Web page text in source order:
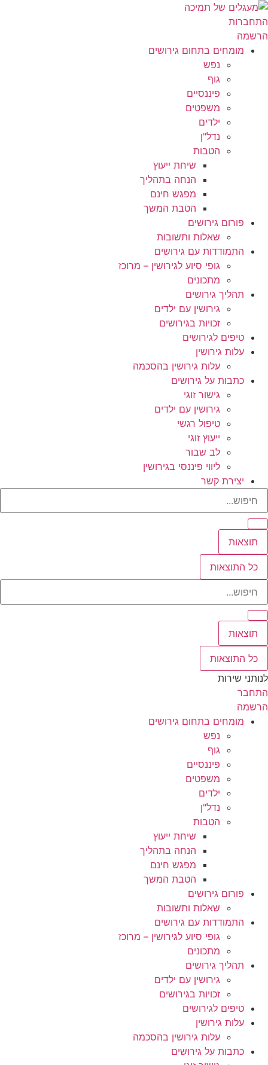
דלג
לתוכן
התחברות
הרשמה
מומחים בתחום גירושים
נפש
גוף
פיננסיים
משפטים
ילדים
נדל"ן
הטבות
שיחת ייעוץ
הנחה בתהליך
מפגש חינם
הטבת המשך
פורום גירושים
שאלות ותשובות
התמודדות עם גירושים
גופי סיוע לגירושין – מרוכז
מתכונים
תהליך גירושים
גירושין עם ילדים
זכויות בגירושים
טיפים לגירושים
עלות גירושין
עלות גירושין בהסכמה
כתבות על גירושים
גישור זוגי
גירושין עם ילדים
טיפול רגשי
ייעוץ זוגי
לב שבור
ליווי פיננסי בגירושין
יצירת קשר
Search
תוצאות
כל התוצאות
Search
תוצאות
כל התוצאות
לנותני שירות
התחבר
הרשמה
מומחים בתחום גירושים
נפש
גוף
פיננסיים
משפטים
ילדים
נדל"ן
הטבות
שיחת ייעוץ
הנחה בתהליך
מפגש חינם
הטבת המשך
פורום גירושים
שאלות ותשובות
התמודדות עם גירושים
גופי סיוע לגירושין – מרוכז
מתכונים
תהליך גירושים
גירושין עם ילדים
זכויות בגירושים
טיפים לגירושים
עלות גירושין
עלות גירושין בהסכמה
כתבות על גירושים